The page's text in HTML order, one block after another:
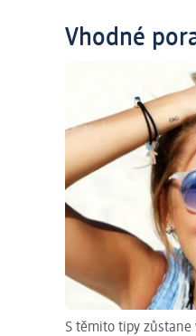
Vhodné
S těmito tipy